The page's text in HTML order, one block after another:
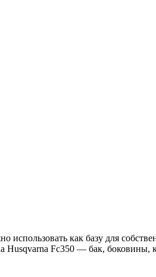
как базу для
Husqvarna Fc350 — бак,